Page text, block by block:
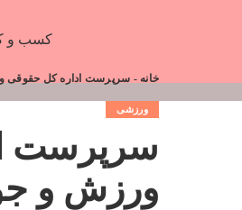
کسب و
خانه - سرپرست اداره کل حقوقی
ورزشی
سرپرست
ورزش و